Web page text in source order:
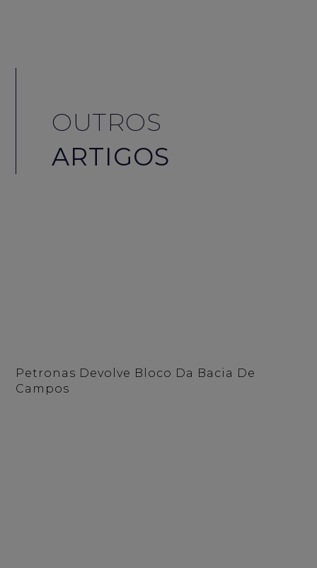
OUTROS
ARTIGOS
Petronas Devolve Bloco Da Bacia De
Campos